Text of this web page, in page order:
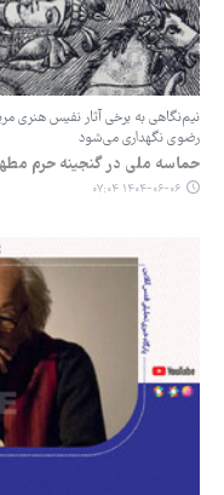
نیم‌نگاهی به برخی آثار نفیس هنری
رضوی نگهداری می‌شود
حماسه ملی در گنجینه حرم
۱۴۰۴-۰۶-۰۶ ۰۷:۰۴